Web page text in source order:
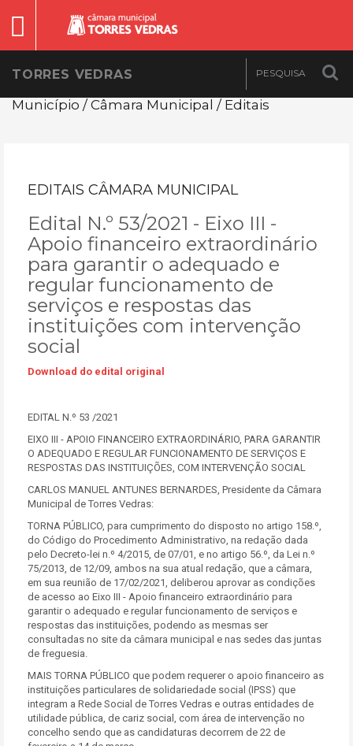
TORRES VEDRAS
Município / Câmara Municipal / Editais
EDITAIS CÂMARA MUNICIPAL
Edital N.º 53/2021 - Eixo III -
Apoio financeiro extraordinário
para garantir o adequado e
regular funcionamento de
serviços e respostas das
instituições com intervenção
social
Download do edital original
EDITAL N.º 53 /2021
EIXO III - APOIO FINANCEIRO EXTRAORDINÁRIO, PARA GARANTIR
O ADEQUADO E REGULAR FUNCIONAMENTO DE SERVIÇOS E
RESPOSTAS DAS INSTITUIÇÕES, COM INTERVENÇÃO SOCIAL
CARLOS MANUEL ANTUNES BERNARDES, Presidente da Câmara
Municipal de Torres Vedras:
TORNA PÚBLICO, para cumprimento do disposto no artigo 158.º,
do Código do Procedimento Administrativo, na redação dada
pelo Decreto-lei n.º 4/2015, de 07/01, e no artigo 56.º, da Lei n.º
75/2013, de 12/09, ambos na sua atual redação, que a câmara,
em sua reunião de 17/02/2021, deliberou aprovar as condições
de acesso ao Eixo III - Apoio financeiro extraordinário para
garantir o adequado e regular funcionamento de serviços e
respostas das instituições, podendo as mesmas ser
consultadas no site da câmara municipal e nas sedes das juntas
de freguesia.
MAIS TORNA PÚBLICO que podem requerer o apoio financeiro as
instituições particulares de solidariedade social (IPSS) que
integram a Rede Social de Torres Vedras e outras entidades de
utilidade pública, de cariz social, com área de intervenção no
concelho sendo que as candidaturas decorrem de 22 de